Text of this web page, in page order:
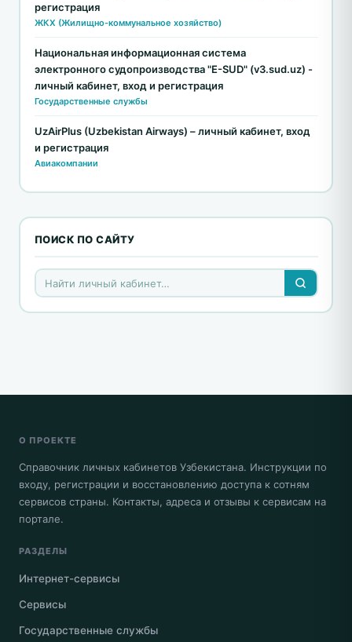
регистрация
ЖКХ (Жилищно-коммунальное хозяйство)
Национальная информационная система
электронного судопроизводства "E-SUD" (v3.sud.uz) -
личный кабинет, вход и регистрация
Государственные службы
UzAirPlus (Uzbekistan Airways) – личный кабинет, вход
и регистрация
Авиакомпании
ПОИСК ПО САЙТУ
О ПРОЕКТЕ
Справочник личных кабинетов Узбекистана. Инструкции по
входу, регистрации и восстановлению доступа к сотням
сервисов страны. Контакты, адреса и отзывы к сервисам на
портале.
РАЗДЕЛЫ
Интернет-сервисы
Сервисы
Государственные службы